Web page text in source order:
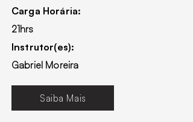
Carga Horária:
21hrs
Instrutor(es):
Gabriel Moreira
Saiba Mais